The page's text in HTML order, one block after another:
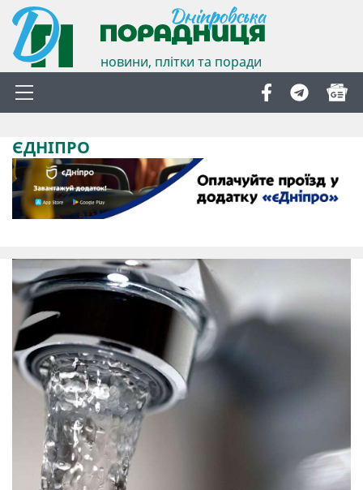
новини, плітки та поради
ЄДНІПРО